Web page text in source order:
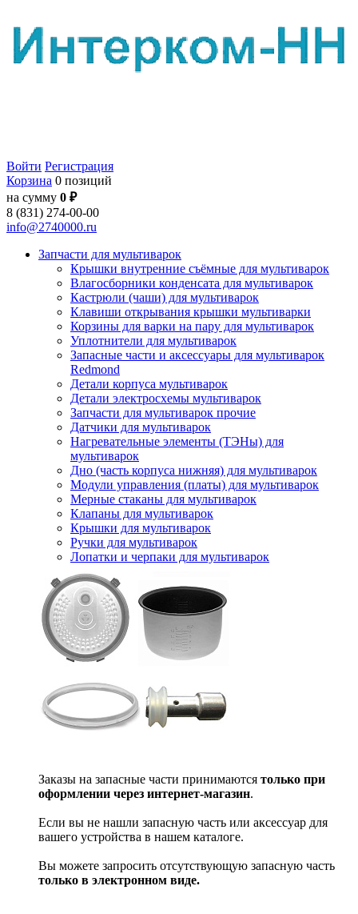
Войти Регистрация
Корзина 0 позиций
на сумму 0 ₽
8 (831) 274-00-00
info@2740000.ru
Запчасти для мультиварок
Крышки внутренние съёмные для мультиварок
Влагосборники конденсата для мультиварок
Кастрюли (чаши) для мультиварок
Клавиши открывания крышки мультиварки
Корзины для варки на пару для мультиварок
Уплотнители для мультиварок
Запасные части и аксессуары для мультиварок
Redmond
Детали корпуса мультиварок
Детали электросхемы мультиварок
Запчасти для мультиварок прочие
Датчики для мультиварок
Нагревательные элементы (ТЭНы) для
мультиварок
Дно (часть корпуса нижняя) для мультиварок
Модули управления (платы) для мультиварок
Мерные стаканы для мультиварок
Клапаны для мультиварок
Крышки для мультиварок
Ручки для мультиварок
Лопатки и черпаки для мультиварок
Заказы на запасные части принимаются только при
оформлении через интернет-магазин.
Если вы не нашли запасную часть или аксессуар для
вашего устройства в нашем каталоге.
Вы можете запросить отсутствующую запасную часть
только в электронном виде.